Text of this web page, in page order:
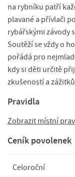
na rybníku patří
plavané a přívlači
rybářskými závody
Soutěží se vždy o
pořádá pro
kdy si děti určitě
zkušeností a
Pravidla
Zobrazit místní
Ceník povolenek
Celoroční